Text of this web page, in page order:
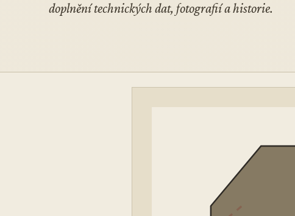
doplnění technických dat, fotografií a historie.